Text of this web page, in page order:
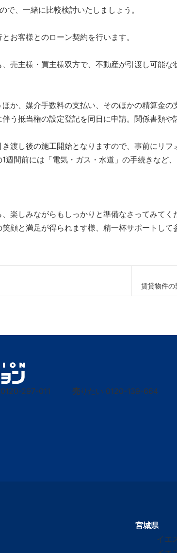
、一緒に比較検討いたしましょう。
お客様とのローン契約を行います。
売主様・買主様双方で、不動産が引渡し可能な
か、媒介手数料の支払い、そのほかの精算金の
う抵当権の設定登記を同日に申請。関係書類
渡し後の施工開始となりますので、事前にリフ
週間前には「電気・ガス・水道」の手続きなど
楽しみながらもしっかりと準備なさってみてく
顔と満足が得られます様、精一杯サポートし
賃貸物件
0120-297-011 売りたい 0120-139-664
宮城県
イエ